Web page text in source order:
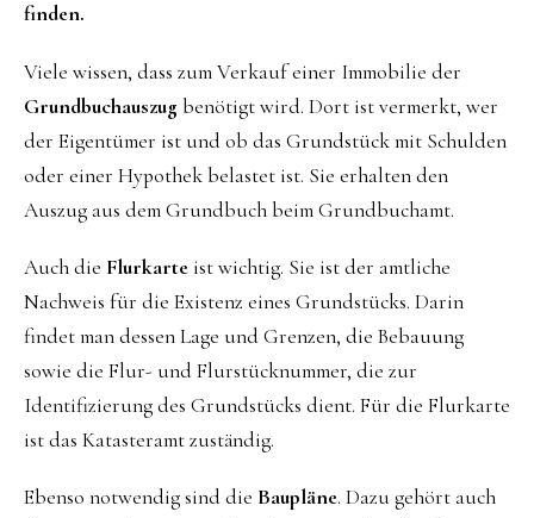
finden.
Viele wissen, dass zum Verkauf einer Immobilie der
Grundbuchauszug benötigt wird. Dort ist vermerkt, wer
der Eigentümer ist und ob das Grundstück mit Schulden
oder einer Hypothek belastet ist. Sie erhalten den
Auszug aus dem Grundbuch beim Grundbuchamt.
Auch die Flurkarte ist wichtig. Sie ist der amtliche
Nachweis für die Existenz eines Grundstücks. Darin
findet man dessen Lage und Grenzen, die Bebauung
sowie die Flur- und Flurstücknummer, die zur
Identifizierung des Grundstücks dient. Für die Flurkarte
ist das Katasteramt zuständig.
Ebenso notwendig sind die Baupläne. Dazu gehört auch